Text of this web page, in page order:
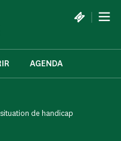
|
AGENDA
de handicap